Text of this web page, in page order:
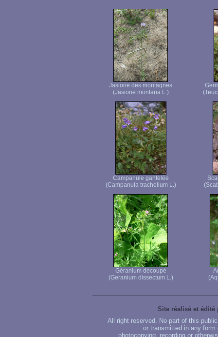
Jasione des montagnes
(Jasione montana L.)
Campanule gantelée
(Campanula trachelium L.)
Géranium découpé
(Geranium dissectum L.)
Site réalisé et édité
All right reserved. No part of this
or transmitted in any
photocopying, recording or